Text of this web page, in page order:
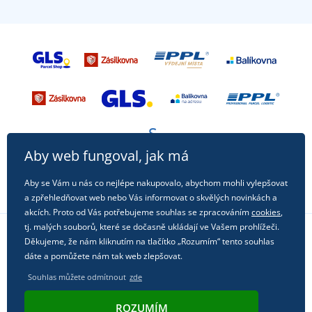
Sledujte nás na sociálních sítích
Aby web fungoval, jak má
Aby se Vám u nás co nejlépe nakupovalo, abychom mohli vylepšovat
a zpřehledňovat web nebo Vás informovat o skvělých novinkách a
akcích. Proto od Vás potřebujeme souhlas se zpracovánímcookies,
tj. malých souborů, které se dočasně ukládají ve Vašem prohlížeči.
Děkujeme, že nám kliknutím na tlačítko „Rozumím“ tento souhlas
dáte a pomůžete nám tak web zlepšovat.
Souhlas můžete odmítnout zde
ROZUMÍM